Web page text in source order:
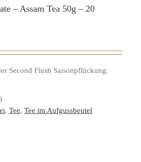
– Assam Tea 50g – 20
Second Flush Saisonpflückung.
, Tee, Tee im Aufgussbeutel